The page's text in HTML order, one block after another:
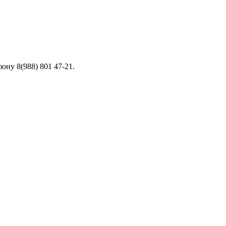
8(988) 801 47-21.